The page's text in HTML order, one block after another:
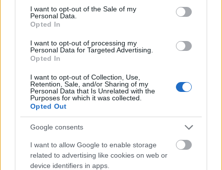
consent section.
I want to opt-out of the Sale of my
Personal Data.
Opted In
I want to opt-out of processing my
Personal Data for Targeted Advertising.
Opted In
I want to opt-out of Collection, Use,
Retention, Sale, and/or Sharing of my
Personal Data that Is Unrelated with the
Purposes for which it was collected.
Opted Out
Google consents
I want to allow Google to enable storage
related to advertising like cookies on web or
device identifiers in apps.
Canadá en el Mundial 2026: ¿Cuál será su once
Canadá es una de las anfitrionas
titular del conjunto
norteamericano? A continuación
analizamos su plantilla y futbolistas
Posible 11 titular